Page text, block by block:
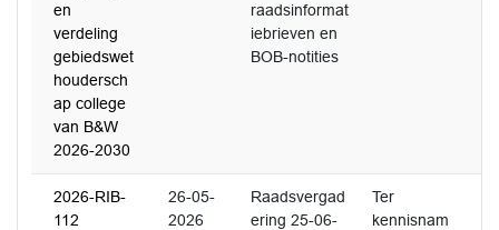
en
verdeling
gebiedswet
houdersch
ap college
van B&W
2026-2030
raadsinformat
iebrieven en
BOB-notities
2026-RIB-
112
26-05-
2026
Raadsvergad
ering 25-06-
Ter
kennisnam